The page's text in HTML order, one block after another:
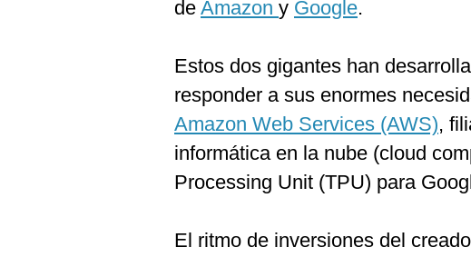
de Amazon y Google.
Estos dos gigantes han
responder a sus enormes
Amazon Web Services (AWS),
informática en la nube (cloud
Processing Unit (TPU) para
El ritmo de inversiones del